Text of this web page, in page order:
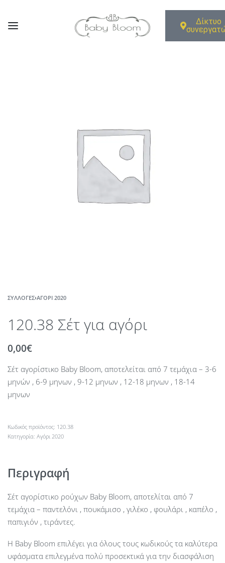
Δίκτυο
ΣΥΛΛΟΓΈΣ›ΑΓΌΡΙ 2020
120.38 Σέτ για αγόρι
0,00€
Σέτ αγορίστικο Baby Bloom, αποτελείται από 7 τεμάχια – 3-6
μηνών , 6-9 μηνων , 9-12 μηνων , 12-18 μηνων , 18-14
μηνων
120.38
Κατηγορία: Αγόρι 2020
Περιγραφή
Σέτ αγορίστικο ρούχων Baby Bloom, αποτελίται από 7
τεμάχια – παντελόνι , πουκάμισο , γιλέκο , φουλάρι , καπέλο ,
παπιγιόν , τιράντες.
Η Baby Bloom επιλέγει για όλους τους κωδικούς τα καλύτερα
υφάσματα επιλεγμένα πολύ προσεκτικά για την διασφάλιση